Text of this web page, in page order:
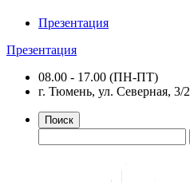
Презентация
Презентация
08.00 - 17.00 (ПН-ПТ)
г. Тюмень, ул. Северная, 3/2
Поиск